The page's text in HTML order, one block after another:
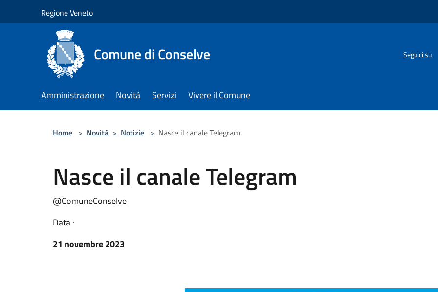
Regione Veneto
Comune di Conselve Seguici su
Amministrazione Novità Servizi Vivere il Comune
Home > Novità > Notizie > Nasce il canale Telegram
Nasce il canale Telegram
@ComuneConselve
Data :
21 novembre 2023